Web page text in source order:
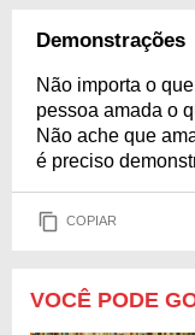
Demonstrações
Não importa o
pessoa amada o
Não ache que
é preciso
COPIAR
VOCÊ PODE